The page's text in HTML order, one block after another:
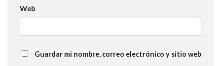
Web
Guardar mi nombre, correo electrónico y sitio web